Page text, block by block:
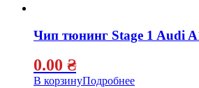
Чип тюнинг Stage 1 Audi
0.00 ₴
В корзинуПодробнее